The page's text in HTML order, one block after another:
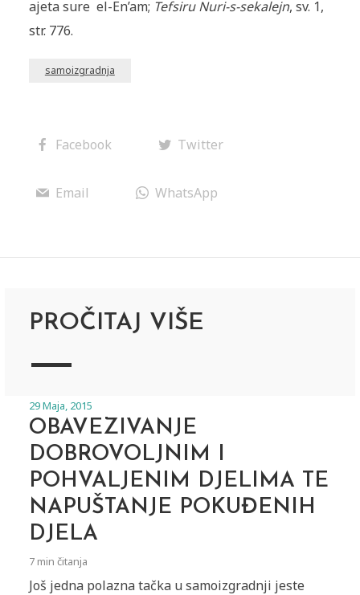
ajeta sure el-En’am; Tefsiru Nuri-s-sekalejn, sv. 1,
str. 776.
samoizgradnja
Facebook Twitter
Email WhatsApp
PROČITAJ VIŠE
29 Maja, 2015
OBAVEZIVANJE
DOBROVOLJNIM I
POHVALJENIM DJELIMA TE
NAPUŠTANJE POKUĐENIH
DJELA
7 min čitanja
Još jedna polazna tačka u samoizgradnji jeste